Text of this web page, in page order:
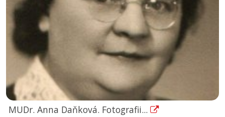
MUDr. Anna Daňková. Fotografii...